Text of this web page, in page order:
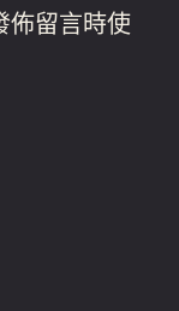
佈留言時使